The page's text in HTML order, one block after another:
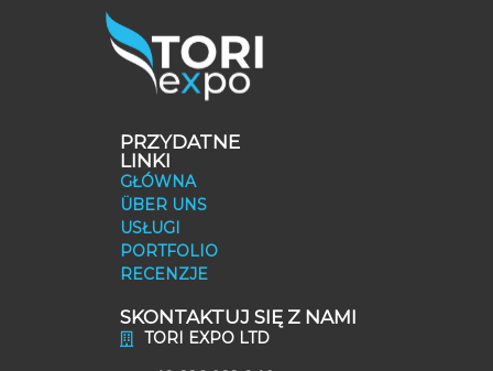
PRZYDATNE
LINKI
GŁÓWNA
ÜBER UNS
USŁUGI
PORTFOLIO
RECENZJE
SKONTAKTUJ SIĘ Z NAMI
TORI EXPO LTD